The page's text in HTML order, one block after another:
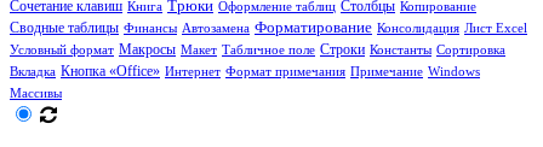
Сочетание клавиш Книга Трюки Оформление таблиц Столбцы Копирование
Сводные таблицы Финансы Автозамена Форматирование Консолидация Лист Excel
Условный формат Макросы Макет Табличное поле Строки Константы Сортировка
Вкладка Кнопка «Office» Интернет Формат примечания Примечание Windows
Массивы